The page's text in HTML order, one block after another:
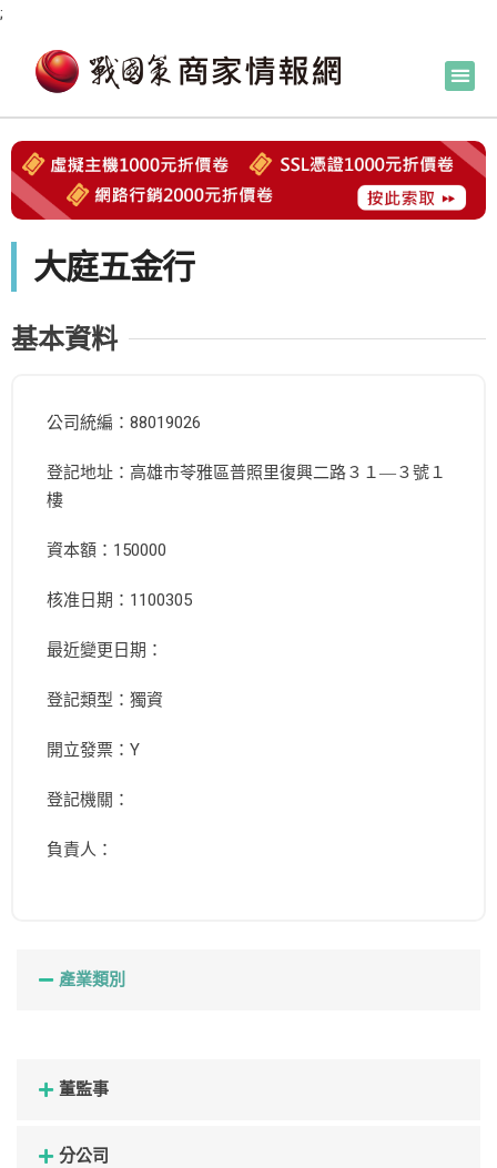
;
大庭五金行
基本資料
公司統編：88019026
登記地址：高雄市苓雅區普照里復興二路３１―３號１
樓
資本額：150000
核准日期：1100305
最近變更日期：
登記類型：獨資
開立發票：Y
登記機關：
負責人：
產業類別
董監事
分公司